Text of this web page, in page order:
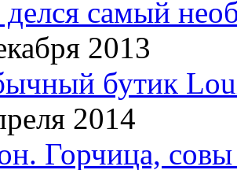
делся самый
2013
бутик
2014
Горчица, совы